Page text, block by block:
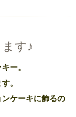
す♪
ー。
。
ケーキに飾るの